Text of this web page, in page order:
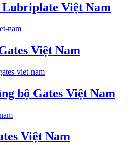
Việt Nam
Việt Nam
bộ Gates Việt Nam
Việt Nam